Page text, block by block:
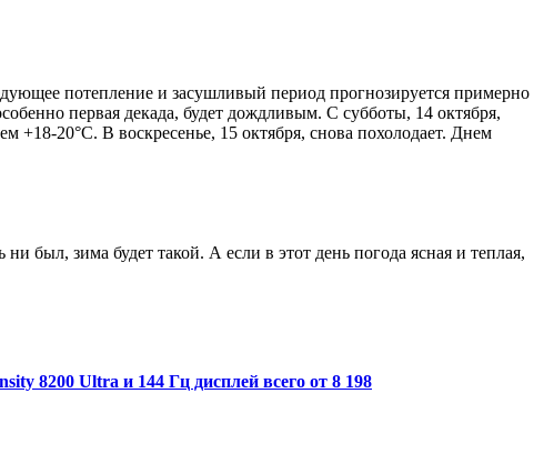
потепление и засушливый период прогнозируется примерно
первая декада, будет дождливым. С субботы, 14 октября,
​​+18-20°С. В воскресенье, 15 октября, снова похолодает. Днем
был, зима будет такой. А если в этот день погода ясная и теплая,
8200 Ultra и 144 Гц дисплей всего от 8 198